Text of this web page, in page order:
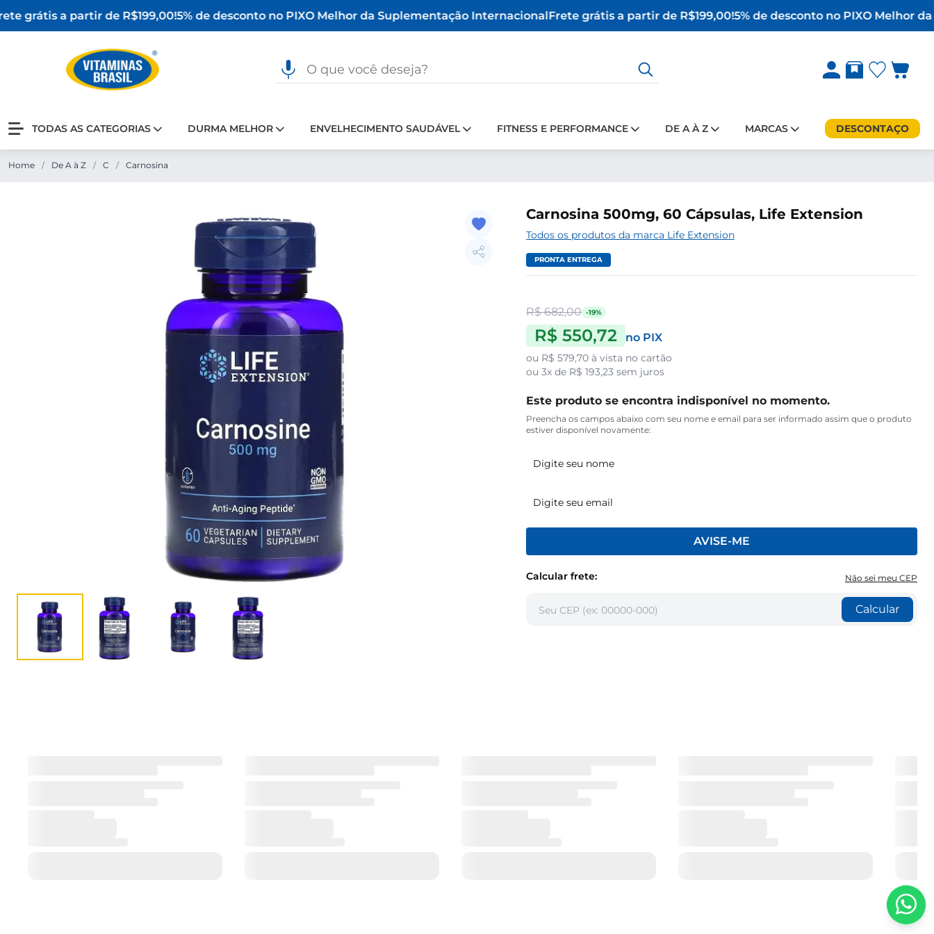
grátis a partir de R$199,00!5% de desconto no PIXO Melhor da Suplementação InternacionalFrete grátis a partir de R$199,00!5% de desconto no PIXO Melhor da
TODAS AS CATEGORIAS DURMA MELHOR ENVELHECIMENTO SAUDÁVEL FITNESS E PERFORMANCE DE A À Z MARCAS DESCONTAÇO
Home / De A à Z / C / Carnosina
Carnosina 500mg, 60 Cápsulas, Life Extension
Todos os produtos da marca Life Extension
PRONTA ENTREGA
R$ 682,00 -19%
R$ 550,72 no PIX
ou R$ 579,70à vista no cartão
ou 3x de R$ 193,23 sem juros
Este produto se encontra indisponível no momento.
Preencha os campos abaixo com seu nome e email para ser informado assim que o produto
estiver disponível novamente:
AVISE-ME
Calcular frete: Não sei meu CEP
Calcular